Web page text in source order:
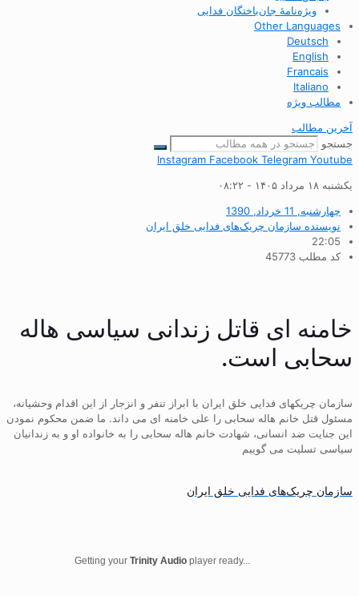
ویژه‌نامهٔ جان‌باختگان فدایی
Other Languages
Deutsch
English
Francais
Italiano
مطالب ویژه
آخرین مطالب
جستجو
Instagram Facebook Telegram Youtube
یکشنبه ۱۸ مرداد ۱۴۰۵ - ۰۸:۲۲
چهارشنبه, 11 خرداد, 1390
نویسنده سازمان چریک‌های فدایی خلق ایران
22:05
کد مطلب 45773
خامنه ای قاتل زندانی سیاسی هاله
سحابی است.
سازمان چریکهای فدایی خلق ایران با ابراز تنفر و انزجار از این اقدام وحشیانه،
مسئول قتل خانم هاله سحابی را علی خامنه ای می داند. ما ضمن محکوم نمودن
این جنایت ضد انسانی، شهادت خانم هاله سحابی را به خانواده او و به زندانیان
سیاسی تسلیت می گوییم
سازمان چریک‌های فدایی خلق ایران
Getting your Trinity Audio player ready...